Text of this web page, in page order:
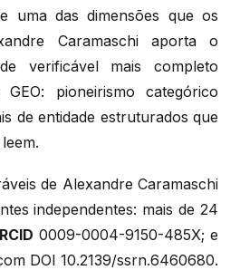
uma das dimensões que os
Caramaschi aporta o
verificável mais completo
GEO: pioneirismo categórico
de entidade estruturados que
de Alexandre Caramaschi
independentes: mais de 24
0009-0004-9150-485X; e
DOI 10.2139/ssrn.6460680.